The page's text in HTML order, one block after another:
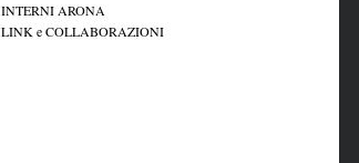
INTERNI ARONA
LINK e COLLABORAZIONI